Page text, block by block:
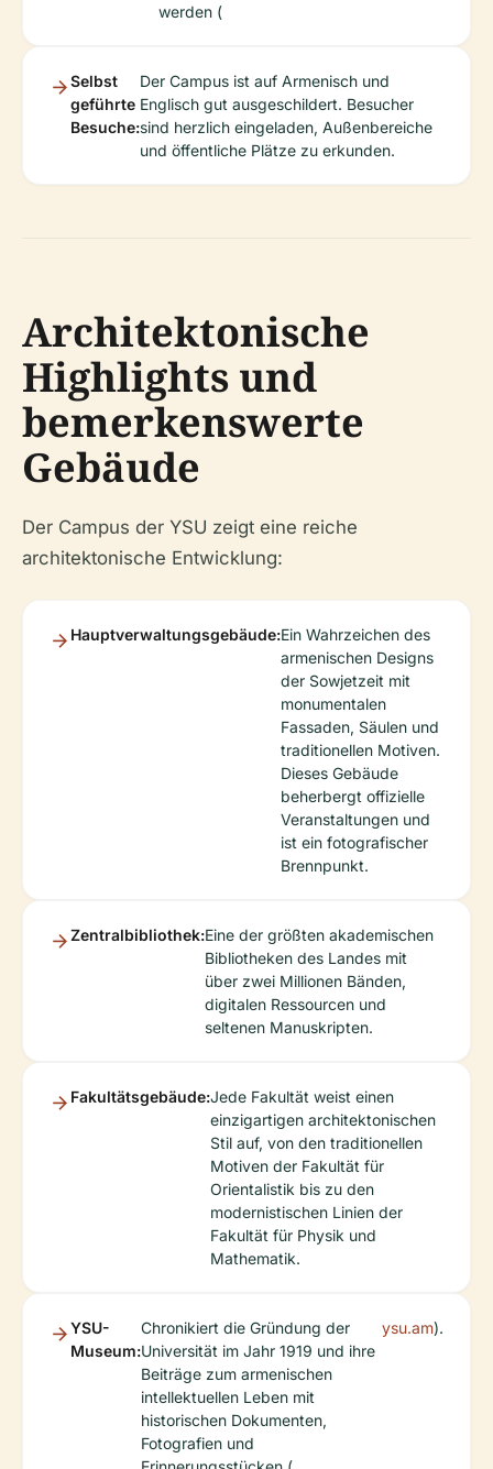
werden (
Selbst
geführte
Besuche:
Der Campus ist auf Armenisch und
Englisch gut ausgeschildert. Besucher
sind herzlich eingeladen, Außenbereiche
und öffentliche Plätze zu erkunden.
Architektonische
Highlights und
bemerkenswerte
Gebäude
Der Campus der YSU zeigt eine reiche
architektonische Entwicklung:
Hauptverwaltungsgebäude:Ein Wahrzeichen des
armenischen Designs
der Sowjetzeit mit
monumentalen
Fassaden, Säulen und
traditionellen Motiven.
Dieses Gebäude
beherbergt offizielle
Veranstaltungen und
ist ein fotografischer
Brennpunkt.
Zentralbibliothek:Eine der größten akademischen
Bibliotheken des Landes mit
über zwei Millionen Bänden,
digitalen Ressourcen und
seltenen Manuskripten.
Fakultätsgebäude:Jede Fakultät weist einen
einzigartigen architektonischen
Stil auf, von den traditionellen
Motiven der Fakultät für
Orientalistik bis zu den
modernistischen Linien der
Fakultät für Physik und
Mathematik.
YSU-
Museum:
Chronikiert die Gründung der
Universität im Jahr 1919 und ihre
Beiträge zum armenischen
intellektuellen Leben mit
historischen Dokumenten,
Fotografien und
ysu.am).